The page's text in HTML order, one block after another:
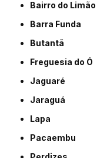
Bairro do Limão
Barra Funda
Butantã
Freguesia do Ó
Jaguaré
Jaraguá
Lapa
Pacaembu